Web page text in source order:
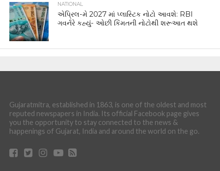
NATIONAL
એપ્રિલ-મે 2027 માં પ્લાસ્ટિક નોટો આવશે: RBI
ગવર્નરે કહ્યું- ઓછી કિંમતની નોટોથી શરૂઆત થશે
Gujaratmitra, established in 1863, is one of the oldest and most
reputed newspapers in India. Its official Facebook page gives
you the opportunity to stay connected to the news &
happenings of Gujarat, India and around the world on the go.